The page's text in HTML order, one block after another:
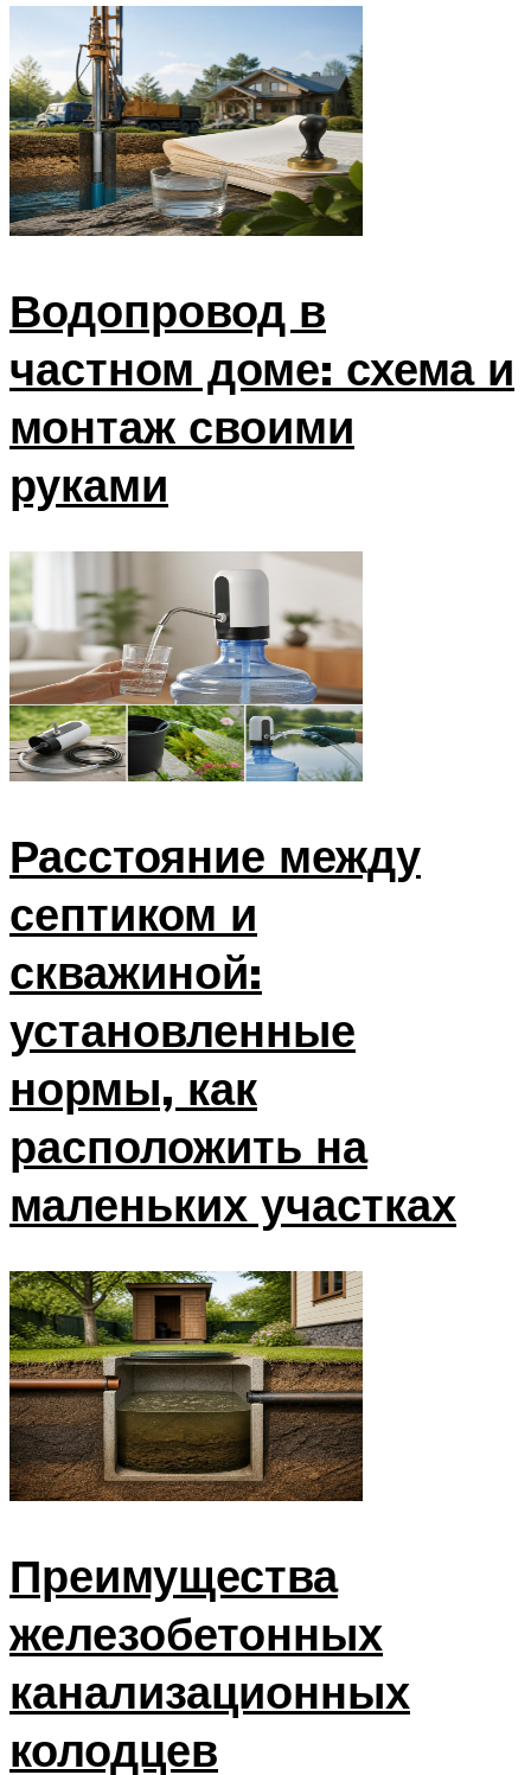
Водопровод в
частном доме: схема и
монтаж своими
руками
Расстояние между
септиком и
скважиной:
установленные
нормы, как
расположить на
маленьких участках
Преимущества
железобетонных
канализационных
колодцев